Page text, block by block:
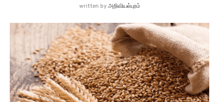
written byஅறிவியல்புரம்